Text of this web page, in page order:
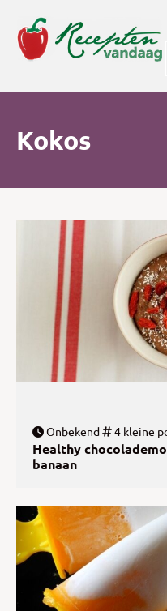
Kokos
Onbekend 4 kleine
Healthy
banaan